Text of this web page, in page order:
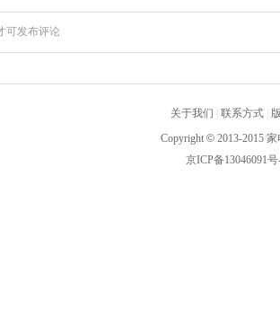
关于我们 联系方式
Copyright © 2013-2015
京ICP备13046091号